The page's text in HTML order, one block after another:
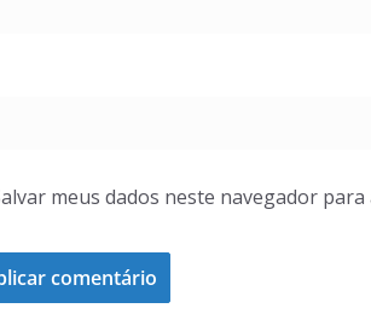
meus dados neste navegador